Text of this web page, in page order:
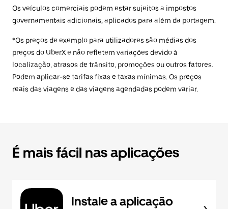
Os veículos comerciais podem estar sujeitos a impostos
governamentais adicionais, aplicados para além da portagem.
*Os preços de exemplo para utilizadores são médias dos
preços do UberX e não refletem variações devido à
localização, atrasos de trânsito, promoções ou outros fatores.
Podem aplicar-se tarifas fixas e taxas mínimas. Os preços
reais das viagens e das viagens agendadas podem variar.
É mais fácil nas aplicações
Instale a aplicação